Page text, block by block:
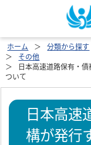
ホーム 分類から探す
その他
日本高速道路保有・
ついて
日本高速
構が発行